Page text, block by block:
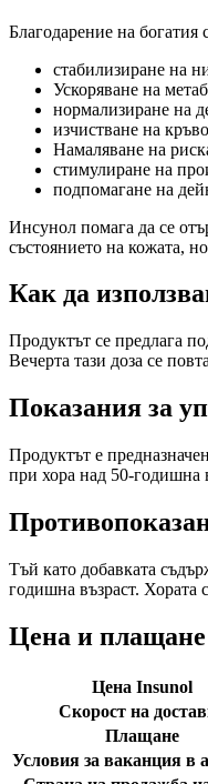
Благодарение на
стабилизиране на
Ускоряване на
нормализиране на
изчистване на
Намаляване на
стимулиране на
подпомагане на
Инсунол помага да се
състоянието на кожата,
Как да
Продуктът се предлага
Вечерта тази доза се
Показания за
Продуктът е
при хора над 50-годишна
Тъй като добавката
годишна възраст. Хората
Цена и плащане
Цена Insunol
Скорост на
Плащане
Условия за ваканция в